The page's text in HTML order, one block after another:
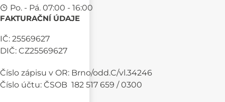
Po. - Pá. 07:00 - 16:00
FAKTURAČNÍ ÚDAJE
IČ: 25569627
DIČ: CZ25569627
Číslo zápisu v OR: Brno/odd.C/vl.34246
Číslo účtu: ČSOB 182 517 659 / 0300